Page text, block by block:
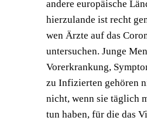
andere europäische
hierzulande ist recht
wen Ärzte auf das
untersuchen. Junge
Vorerkrankung,
zu Infizierten gehören
nicht, wenn sie täglich
tun haben, für die das